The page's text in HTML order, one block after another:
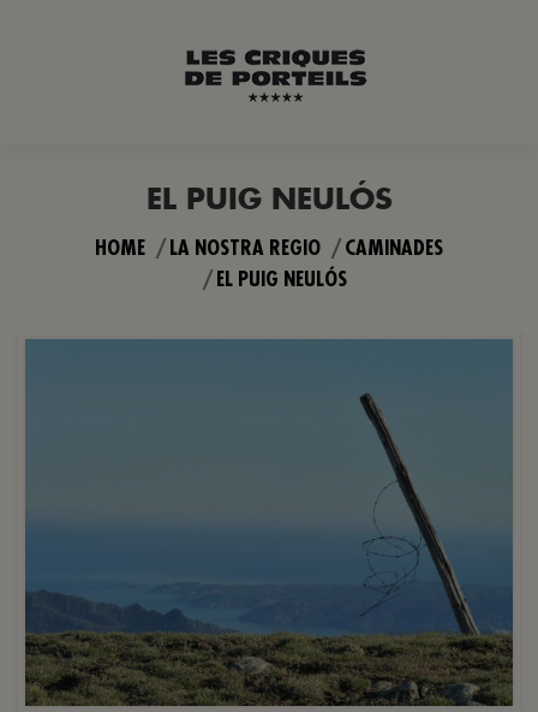
EL PUIG NEULÓS
You are here:
HOME LA NOSTRA REGIO
CAMINADES
EL PUIG NEULÓS